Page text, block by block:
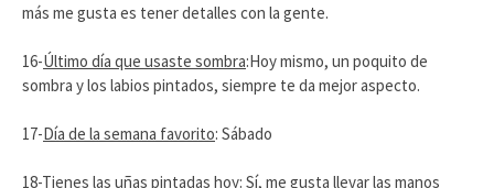
más me gusta es tener detalles con la gente.
16-Último día que usaste sombra:Hoy mismo, un poquito de
sombra y los labios pintados, siempre te da mejor aspecto.
17-Día de la semana favorito: Sábado
18-Tienes las uñas pintadas hoy: Sí, me gusta llevar las manos